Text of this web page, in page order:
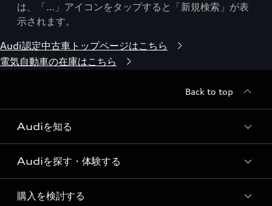
は、「…」アイコンをタップすると「新規検索」が表
示されます。
Audi認定中古車トップページはこちら
電気自動車の在庫はこちら
Back to top
Audiを知る
Audi ブランド
Story of Progress
Audiを探す・体験する
ディーラー検索
購入を検討する